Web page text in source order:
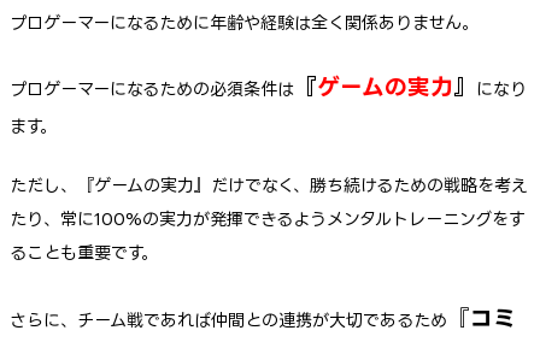
プロゲーマーになるために年齢や経験は全く関係ありません。
プロゲーマーになるための必須条件は 『ゲームの実力』 になり
ます。
ただし、『ゲームの実力』だけでなく、勝ち続けるための戦略を考え
たり、常に100%の実力が発揮できるようメンタルトレーニングをす
ることも重要です。
さらに、チーム戦であれば仲間との連携が大切であるため 『コミ